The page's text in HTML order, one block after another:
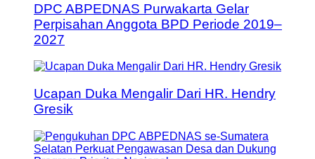
DPC ABPEDNAS Purwakarta Gelar
Perpisahan Anggota BPD Periode 2019–
2027
Ucapan Duka Mengalir Dari HR. Hendry
Gresik